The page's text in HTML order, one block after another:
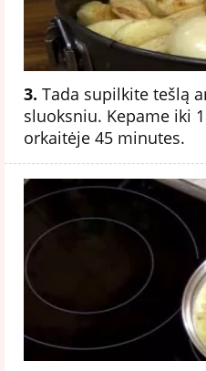
3. Tada supilkite tešlą
sluoksniu. Kepame iki
orkaitėje 45 minutes.